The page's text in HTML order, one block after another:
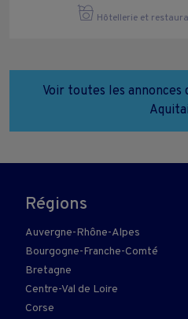
Hôtellerie et
Voir toutes les
Régions
Auvergne-Rhône-Alpes
Bourgogne-Franche-Comté
Bretagne
Centre-Val de Loire
Corse